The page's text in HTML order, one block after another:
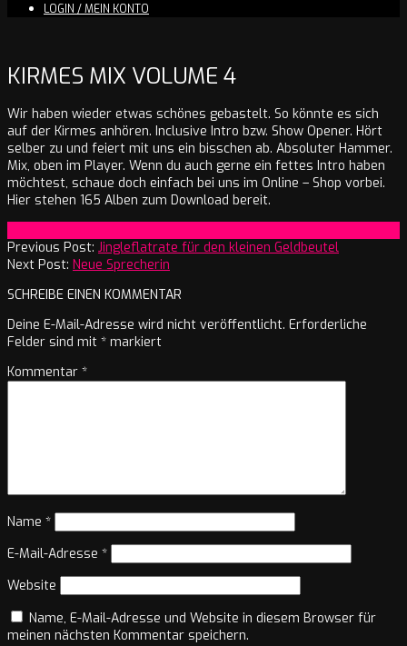
LOGIN / MEIN KONTO
KIRMES MIX VOLUME 4
Wir haben wieder etwas schönes gebastelt. So könnte es sich
auf der Kirmes anhören. Inclusive Intro bzw. Show Opener. Hört
selber zu und feiert mit uns ein bisschen ab. Absoluter Hammer.
Mix, oben im Player. Wenn du auch gerne ein fettes Intro haben
möchtest, schaue doch einfach bei uns im Online – Shop vorbei.
Hier stehen 165 Alben zum Download bereit.
02-
23
Previous Post: Jingleflatrate für den kleinen Geldbeutel
Next Post: Neue Sprecherin
SCHREIBE EINEN KOMMENTAR
Deine E-Mail-Adresse wird nicht veröffentlicht. Erforderliche
Felder sind mit * markiert
Kommentar *
Name *
E-Mail-Adresse *
Website
Name, E-Mail-Adresse und Website in diesem Browser für
meinen nächsten Kommentar speichern.